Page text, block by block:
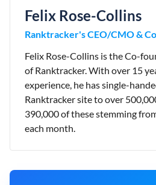
Felix Rose-Collins
Ranktracker's CEO/CMO &
Felix Rose-Collins is the Co-
of Ranktracker. With over 15
experience, he has single-
Ranktracker site to over
390,000 of these stemming
each month.